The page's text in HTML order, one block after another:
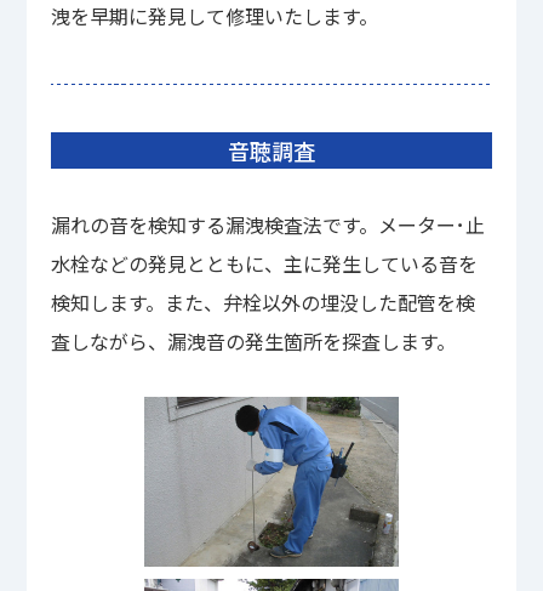
洩を早期に発見して修理いたします。
音聴調査
漏れの音を検知する漏洩検査法です。メーター･止
水栓などの発見とともに、主に発生している音を
検知します。また、弁栓以外の埋没した配管を検
査しながら、漏洩音の発生箇所を探査します。